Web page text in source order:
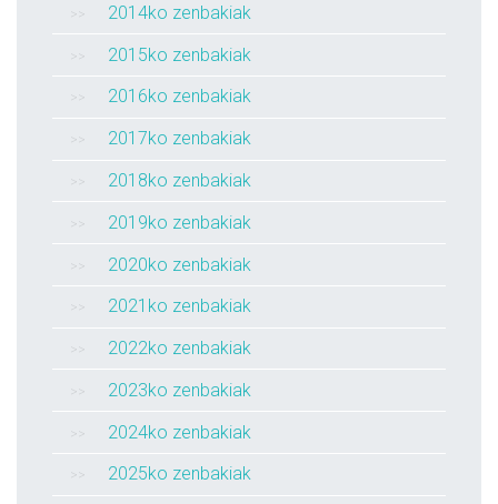
2014ko zenbakiak
2015ko zenbakiak
2016ko zenbakiak
2017ko zenbakiak
2018ko zenbakiak
2019ko zenbakiak
2020ko zenbakiak
2021ko zenbakiak
2022ko zenbakiak
2023ko zenbakiak
2024ko zenbakiak
2025ko zenbakiak